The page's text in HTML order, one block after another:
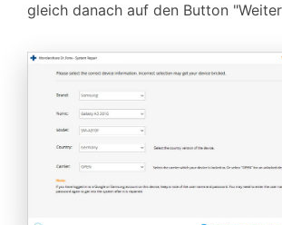
gleich danach auf den Button